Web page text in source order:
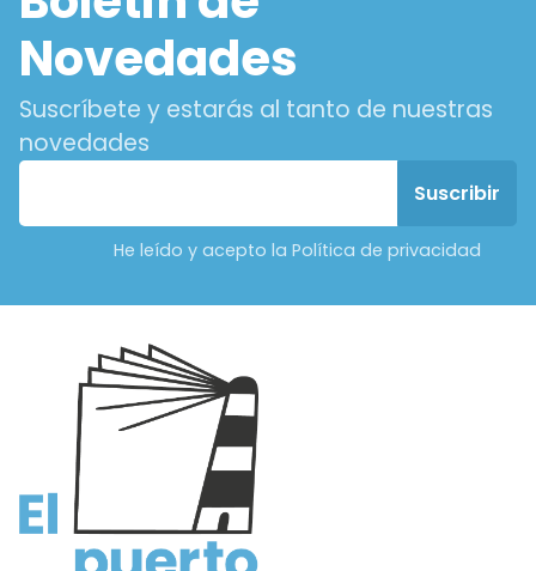
Novedades
Suscríbete y estarás al tanto de nuestras
novedades
He leído y acepto la Política de privacidad